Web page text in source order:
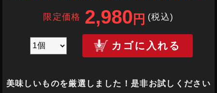
限定価格 2,980 円 (税込)
カゴに入れる
美味しいものを厳選しました！是非お試しください